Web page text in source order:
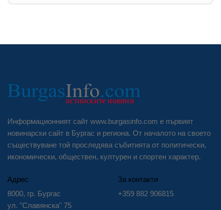
Информационният сайт www.burgasinfo.com е първият
новинарски сайт в Бургас и региона. От началото на своето
съществуване той проследява събитията от политически,
икономически, обществен, културен и спортен характер.
Адрес
8000, гр. Бургас
ул. "Славянска" 75
За контакти
+359 882 906815